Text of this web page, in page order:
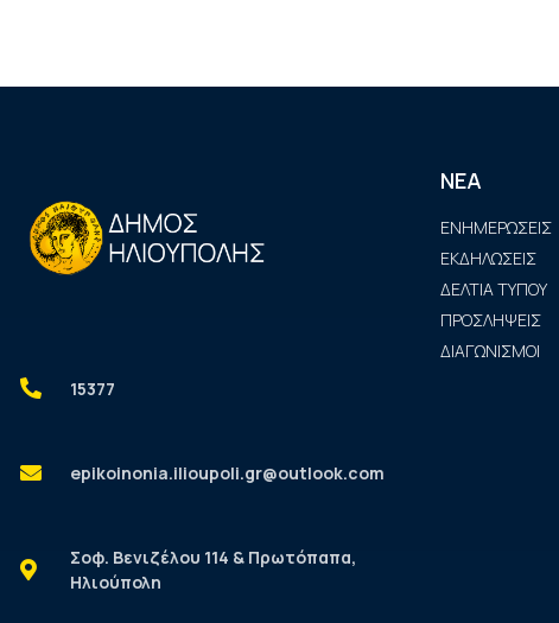
15377
epikoinonia.ilioupoli.gr@outlook.com
Σοφ. Βενιζέλου 114 & Πρωτόπαπα,
Ηλιούπολη
ΝΕΑ
ΕΝΗΜΕΡΩΣΕΙΣ
ΕΚΔΗΛΩΣΕΙΣ
ΔΕΛΤΙΑ ΤΥΠΟΥ
ΠΡΟΣΛΗΨΕΙΣ
ΔΙΑΓΩΝΙΣΜΟΙ